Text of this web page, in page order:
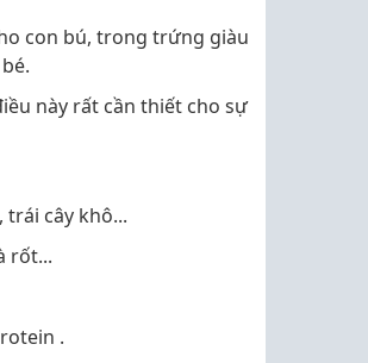
con bú, trong trứng giàu
này rất cần thiết cho sự
cây khô...
rốt...
.